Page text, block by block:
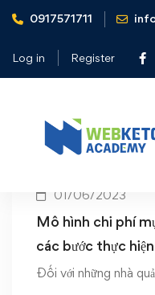
0917571711
Log in Register
Home Chi phí mục tiêu
Tag:
01/06/2023
Mô hình chi phí
các bước thực hiện
Đối với những nhà